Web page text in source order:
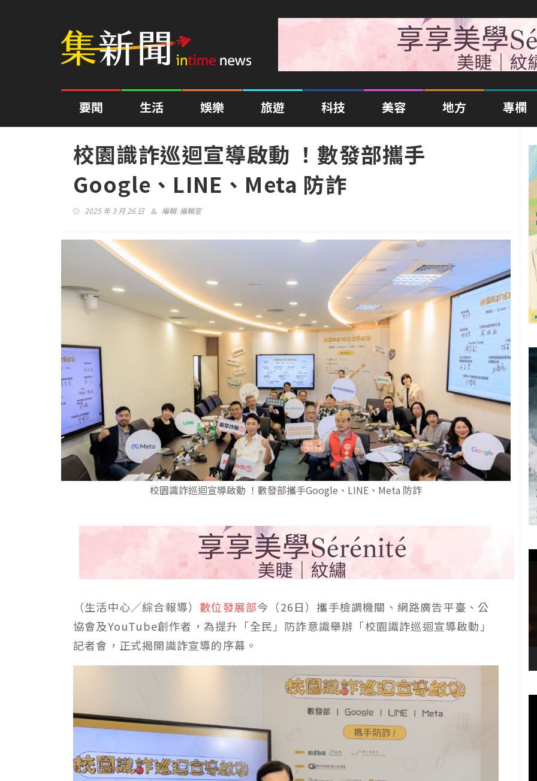
要聞 生活 娛樂 旅遊 科技 美容 地方 專欄
校園識詐巡迴宣導啟動 ！數發部攜手
Google、LINE、Meta 防詐
2025 年 3 月 26 日 編輯:編輯室
校園識詐巡迴宣導啟動 ！數發部攜手Google、LINE、Meta 防詐
（生活中心／綜合報導）數位發展部今（26日）攜手檢調機關、網路廣告平臺、公
協會及YouTube創作者，為提升「全民」防詐意識舉辦「校園識詐巡迴宣導啟動」
記者會，正式揭開識詐宣導的序幕。